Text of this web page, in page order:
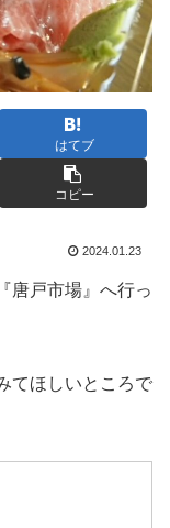
はてブ
コピー
2024.01.23
唐戸市場』へ行っ
てほしいところで